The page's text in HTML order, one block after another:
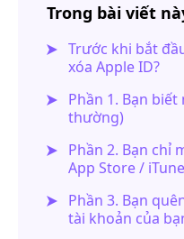
Trong bài viết
Trước khi bắt
xóa Apple ID?
Phần 1. Bạn
thường)
Phần 2. Bạn chỉ
App Store /
Phần 3. Bạn
tài khoản của